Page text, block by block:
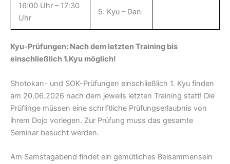
16:00 Uhr – 17:30
Uhr
5. Kyu – Dan
Kyu-Prüfungen: Nach dem letzten Training bis
einschließlich 1.Kyu möglich!
Shotokan- und SOK-Prüfungen einschließlich 1. Kyu finden
am 20.06.2026 nach dem jeweils letzten Training statt! Die
Prüflinge müssen eine schriftliche Prüfungserlaubnis von
ihrem Dojo vorlegen. Zur Prüfung muss das gesamte
Seminar besucht werden.
Am Samstagabend findet ein gemütliches Beisammensein